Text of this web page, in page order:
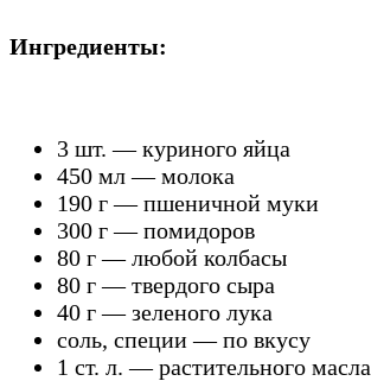
Ингредиенты:
3 шт. — куриного яйца
450 мл — молока
190 г — пшеничной муки
300 г — помидоров
80 г — любой колбасы
80 г — твердого сыра
40 г — зеленого лука
соль, специи — по вкусу
1 ст. л. — растительного масла